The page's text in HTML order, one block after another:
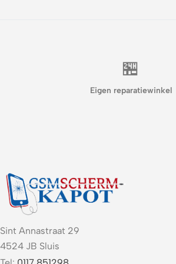
🏪
Eigen reparatiewinkel
Sint Annastraat 29
4524 JB Sluis